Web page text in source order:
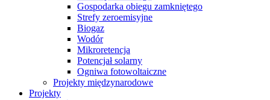
Gospodarka obiegu zamkniętego
Strefy zeroemisyjne
Biogaz
Wodór
Mikroretencja
Potencjał solarny
Ogniwa fotowoltaiczne
Projekty międzynarodowe
Projekty